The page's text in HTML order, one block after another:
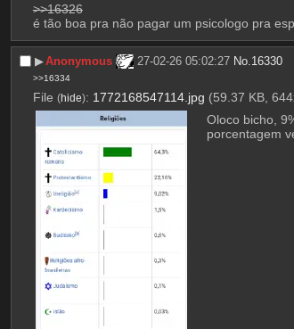
>>16326
é tão boa pra não pagar um psicologo pra
▶︎Anonymous 27-02-26 05:02:27 No. 16330
>>16334
File (hide): 1772168547114.jpg (59.37 KB,
Oloco bicho,
porcentagem